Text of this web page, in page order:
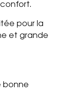
confort.
pour la
et grande
bonne